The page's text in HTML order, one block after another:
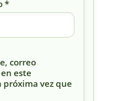
*
correo
este
próxima vez que